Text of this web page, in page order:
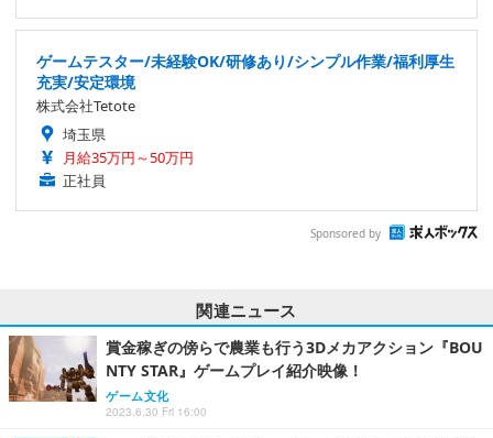
ゲームテスター/未経験OK/研修あり/シンプル作業/福利厚生
充実/安定環境
株式会社Tetote
埼玉県
月給35万円～50万円
正社員
Sponsored by
関連ニュース
賞金稼ぎの傍らで農業も行う3Dメカアクション『BOU
NTY STAR』ゲームプレイ紹介映像！
ゲーム文化
2023.6.30 Fri 16:00